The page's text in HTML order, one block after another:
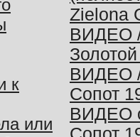
к
или
Zielona
ВИДЕО
ВИДЕО
Сопот
ВИДЕО